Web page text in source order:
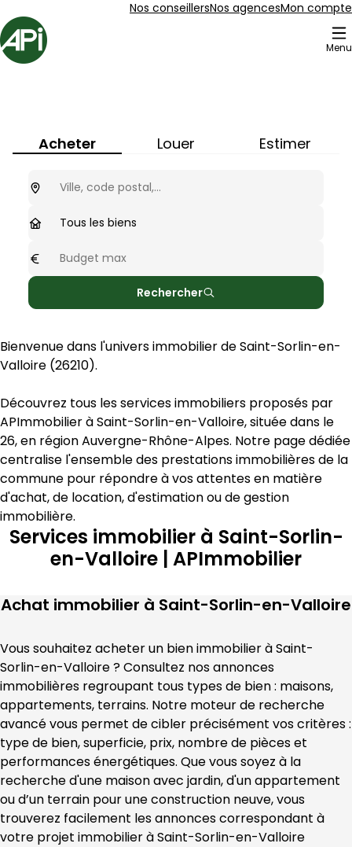
Nos conseillersNos agencesMon compte
Accueil
Menu
Acheter Louer Estimer
Tous les biens
Rechercher
Bienvenue dans l'univers immobilier de Saint-Sorlin-en-
Valloire (26210).
APImmobilier à Saint-Sorlin-en-Valloire
26, en région Auvergne-Rhône-Alpes. Notre page dédiée
centralise l'ensemble des prestations immobilières de la
d'achat, de location, d'estimation ou de gestion
immobilière.
Services immobilier à Saint-Sorlin-
en-Valloire | APImmobilier
Achat immobilier à Saint-Sorlin-en-Valloire
Vous souhaitez acheter un bien immobilier à Saint-
Sorlin-en-Valloire ? Consultez nos annonces
immobilières regroupant tous types de bien : maisons,
appartements, terrains. Notre moteur de recherche
avancé vous permet de cibler précisément vos critères :
type de bien, superficie, prix, nombre de pièces et
performances énergétiques. Que vous soyez à la
recherche d'une maison avec jardin, d'un appartement
ou d’un terrain pour une construction neuve, vous
trouverez facilement les annonces correspondant à
votre projet immobilier à Saint-Sorlin-en-Valloire